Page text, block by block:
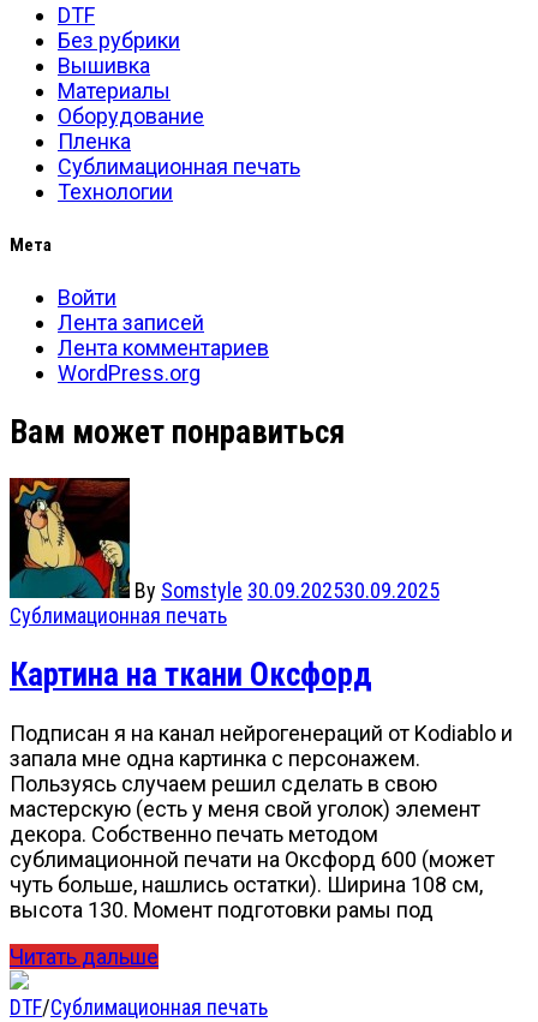
DTF
Без рубрики
Вышивка
Материалы
Оборудование
Пленка
Сублимационная печать
Технологии
Мета
Войти
Лента записей
Лента комментариев
WordPress.org
Вам может понравиться
By Somstyle 30.09.202530.09.2025
Сублимационная печать
Картина на ткани Оксфорд
Подписан я на канал нейрогенераций от Kodiablo и
запала мне одна картинка с персонажем.
Пользуясь случаем решил сделать в свою
мастерскую (есть у меня свой уголок) элемент
декора. Собственно печать методом
сублимационной печати на Оксфорд 600 (может
чуть больше, нашлись остатки). Ширина 108 см,
высота 130. Момент подготовки рамы под
Читать дальше
DTF/Сублимационная печать